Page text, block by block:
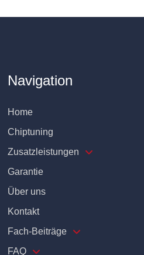
Navigation
Home
Chiptuning
Zusatzleistungen
Garantie
Über uns
Kontakt
Fach-Beiträge
FAQ